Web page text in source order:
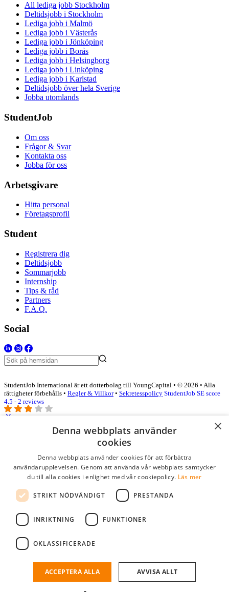
All lediga jobb Stockholm
Deltidsjobb i Stockholm
Lediga jobb i Malmö
Lediga jobb i Västerås
Lediga jobb i Jönköping
Lediga jobb i Borås
Lediga jobb i Helsingborg
Lediga jobb i Linköping
Lediga jobb i Karlstad
Deltidsjobb över hela Sverige
Jobba utomlands
StudentJob
Om oss
Frågor & Svar
Kontakta oss
Jobba för oss
Arbetsgivare
Hitta personal
Företagsprofil
Student
Registrera dig
Deltidsjobb
Sommarjobb
Internship
Tips & råd
Partners
F.A.Q.
Social
StudentJob International är ett dotterbolag till YoungCapital • © 2026 • Alla
rättigheter förbehålls • Regler & Villkor• Sekretesspolicy StudentJob SE score
4.5 - 2 reviews
Logga in som företag
Lösenord
kom ihåg mig
logga in
Kostnadsfri företagsprofil
och söka efter passande kandidater till ditt företag.
×
Denna webbplats använder
cookies
Denna webbplats använder cookies för att förbättra
användarupplevelsen. Genom att använda vår webbplats samtycker
du till alla cookies i enlighet med vår cookiepolicy. Läs mer
STRIKT NÖDVÄNDIGT PRESTANDA
INRIKTNING FUNKTIONER
OKLASSIFICERADE
ACCEPTERA ALLA AVVISA ALLT